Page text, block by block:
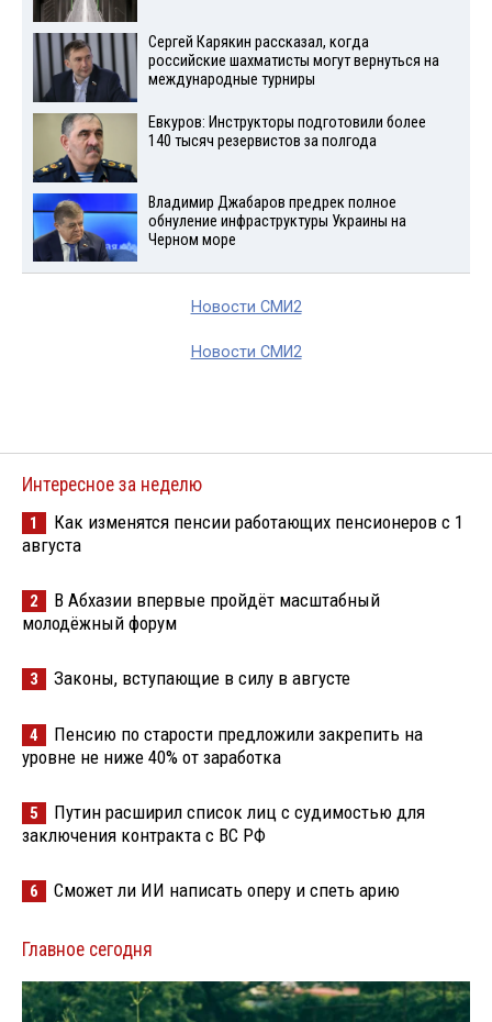
Сергей Карякин рассказал, когда
российские шахматисты могут вернуться на
международные турниры
Евкуров: Инструкторы подготовили более
140 тысяч резервистов за полгода
Владимир Джабаров предрек полное
обнуление инфраструктуры Украины на
Черном море
Новости СМИ2
Новости СМИ2
Интересное за неделю
1
Как изменятся пенсии работающих пенсионеров с 1
августа
2
В Абхазии впервые пройдёт масштабный
молодёжный форум
3 Законы, вступающие в силу в августе
4
Пенсию по старости предложили закрепить на
уровне не ниже 40% от заработка
5
Путин расширил список лиц с судимостью для
заключения контракта с ВС РФ
6 Сможет ли ИИ написать оперу и спеть арию
Главное сегодня